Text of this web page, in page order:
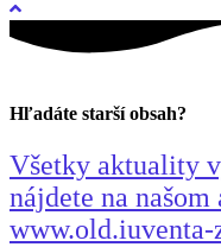
Hľadáte starší obsah?
Všetky aktuality
nájdete na
www.old.iuventa-